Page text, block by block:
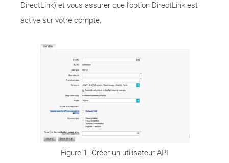
DirectLink) et vous assurer que l’option DirectLink est
active sur votre compte.
Figure 1. Créer un utilisateur API